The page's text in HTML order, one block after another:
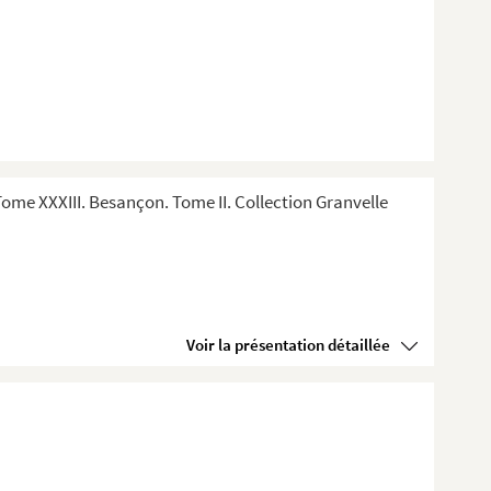
XXXIII. Besançon. Tome II. Collection Granvelle
Voir la présentation détaillée